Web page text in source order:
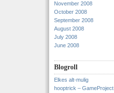
November 2008
October 2008
September 2008
August 2008
July 2008
June 2008
Blogroll
Elkes alt-mulig
hooptrick – GameProject